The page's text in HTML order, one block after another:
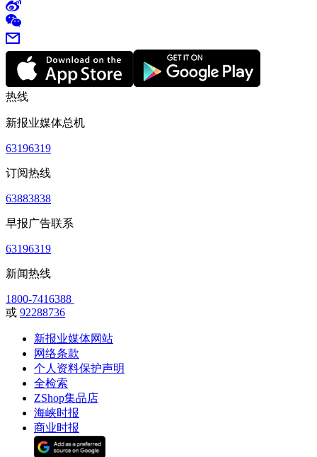
热线
新报业媒体总机
63196319
订阅热线
63883838
早报广告联系
63196319
新闻热线
1800-7416388
或 92288736
新报业媒体网站
网络条款
个人资料保护声明
全检索
ZShop集品店
海峡时报
商业时报